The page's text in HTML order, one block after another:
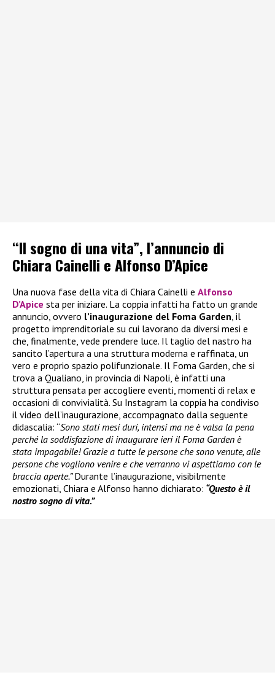
“Il sogno di una vita”, l’annuncio di
Chiara Cainelli e Alfonso D’Apice
Una nuova fase della vita di Chiara Cainelli e Alfonso
D’Apice sta per iniziare. La coppia infatti ha fatto un grande
annuncio, ovvero l’inaugurazione del Foma Garden , il
progetto imprenditoriale su cui lavorano da diversi mesi e
che, finalmente, vede prendere luce. Il taglio del nastro ha
sancito l’apertura a una struttura moderna e raffinata, un
vero e proprio spazio polifunzionale. Il Foma Garden, che si
trova a Qualiano, in provincia di Napoli, è infatti una
struttura pensata per accogliere eventi, momenti di relax e
occasioni di convivialità. Su Instagram la coppia ha condiviso
il video dell’inaugurazione, accompagnato dalla seguente
didascalia: “Sono stati mesi duri, intensi ma ne è valsa la pena
perché la soddisfazione di inaugurare ieri il Foma Garden è
stata impagabile! Grazie a tutte le persone che sono venute, alle
persone che vogliono venire e che verranno vi aspettiamo con le
braccia aperte.”Durante l’inaugurazione, visibilmente
emozionati, Chiara e Alfonso hanno dichiarato: “Questo è il
nostro sogno di vita.”